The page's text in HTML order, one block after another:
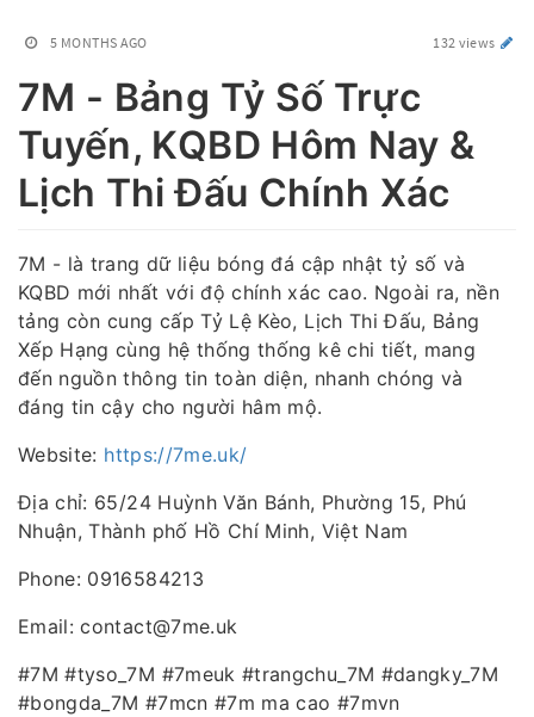
5 MONTHS AGO 132 views
7M - Bảng Tỷ Số Trực
Tuyến, KQBD Hôm Nay &
Lịch Thi Đấu Chính Xác
7M - là trang dữ liệu bóng đá cập nhật tỷ số và
KQBD mới nhất với độ chính xác cao. Ngoài ra, nền
tảng còn cung cấp Tỷ Lệ Kèo, Lịch Thi Đấu, Bảng
Xếp Hạng cùng hệ thống thống kê chi tiết, mang
đến nguồn thông tin toàn diện, nhanh chóng và
đáng tin cậy cho người hâm mộ.
Website: https://7me.uk/
Địa chỉ: 65/24 Huỳnh Văn Bánh, Phường 15, Phú
Nhuận, Thành phố Hồ Chí Minh, Việt Nam
Phone: 0916584213
Email: contact@7me.uk
#7M #tyso_7M #7meuk #trangchu_7M #dangky_7M
#bongda_7M #7mcn #7m ma cao #7mvn